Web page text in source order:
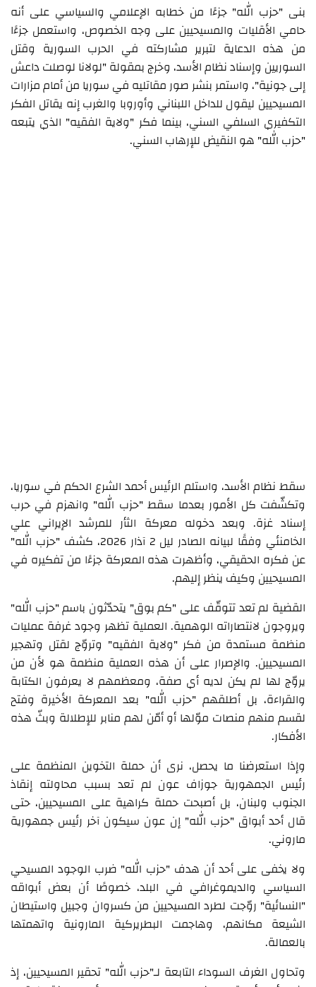
بنى "حزب الله" جزءًا من خطابه الإعلامي والسياسي على أنه
حامي الأقليات والمسيحيين على وجه الخصوص، واستعمل جزءًا
من هذه الدعاية لتبرير مشاركته في الحرب السورية وقتل
السوريين وإسناد نظام الأسد، وخرج بمقولة "لولانا لوصلت داعش
إلى جونية"، واستمر بنشر صور مقاتليه في سوريا من أمام مزارات
المسيحيين ليقول للداخل اللبناني وأوروبا والغرب إنه يقاتل الفكر
التكفيري السلفي السني، بينما فكر "ولاية الفقيه" الذي يتبعه
"حزب الله" هو النقيض للإرهاب السني.
سقط نظام الأسد، واستلم الرئيس أحمد الشرع الحكم في سوريا،
وتكشّفت كل الأمور بعدما سقط "حزب الله" وانهزم في حرب
إسناد غزة. وبعد دخوله معركة الثأر للمرشد الإيراني علي
الخامنئي وفقًا لبيانه الصادر ليل 2 آذار 2026، كشف "حزب الله"
عن فكره الحقيقي، وأظهرت هذه المعركة جزءًا من تفكيره في
المسيحيين وكيف ينظر إليهم.
القضية لم تعد تتوقّف على "كم بوق" يتحدّثون باسم "حزب الله"
ويروجون لانتصاراته الوهمية. العملية تظهر وجود غرفة عمليات
منظمة مستمدة من فكر "ولاية الفقيه" وتروّج لقتل وتهجير
المسيحيين. والإصرار على أن هذه العملية منظمة هو لأن من
يروّج لها لم يكن لديه أي صفة، ومعظمهم لا يعرفون الكتابة
والقراءة، بل أطلقهم "حزب الله" بعد المعركة الأخيرة وفتح
لقسم منهم منصات موّلها أو أمّن لهم منابر للإطلالة وبثّ هذه
الأفكار.
وإذا استعرضنا ما يحصل، نرى أن حملة التخوين المنظمة على
رئيس الجمهورية جوزاف عون لم تعد بسبب محاولته إنقاذ
الجنوب ولبنان، بل أصبحت حملة كراهية على المسيحيين، حتى
قال أحد أبواق "حزب الله" إن عون سيكون آخر رئيس جمهورية
ماروني.
ولا يخفى على أحد أن هدف "حزب الله" ضرب الوجود المسيحي
السياسي والديموغرافي في البلد، خصوصًا أن بعض أبواقه
"النسائية" روّجت لطرد المسيحيين من كسروان وجبيل واستيطان
الشيعة مكانهم، وهاجمت البطريركية المارونية واتهمتها
بالعمالة.
وتحاول الغرف السوداء التابعة لـ"حزب الله" تحقير المسيحيين، إذ